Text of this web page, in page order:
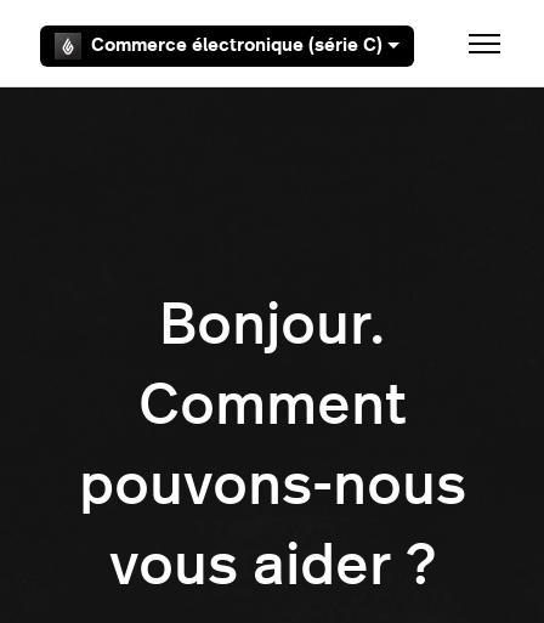
Commerce électronique (série C) Ouvrir/
Bonjour.
Comment
pouvons-nous
vous aider ?